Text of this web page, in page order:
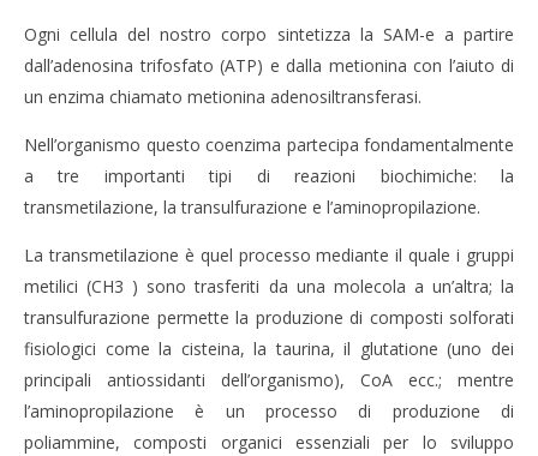
NOW VIEWING
SAM-e (S-ADENOSIL-METIONINA) una molecola
versatile e poco considerata
Novembre
Massimo
Ogni cellula del nostro corpo sintetizza la SAM-e a partire
dall’adenosina trifosfato (ATP) e dalla metionina con l’aiuto di
un enzima chiamato metionina adenosiltransferasi.
Nell’organismo questo coenzima partecipa fondamentalmente
a tre importanti tipi di reazioni biochimiche: la
transmetilazione, la transulfurazione e l’aminopropilazione.
La transmetilazione è quel processo mediante il quale i gruppi
metilici (CH3 ) sono trasferiti da una molecola a un’altra; la
transulfurazione permette la produzione di composti solforati
fisiologici come la cisteina, la taurina, il glutatione (uno dei
principali antiossidanti dell’organismo), CoA ecc.; mentre
l’aminopropilazione è un processo di produzione di
poliammine, composti organici essenziali per lo sviluppo